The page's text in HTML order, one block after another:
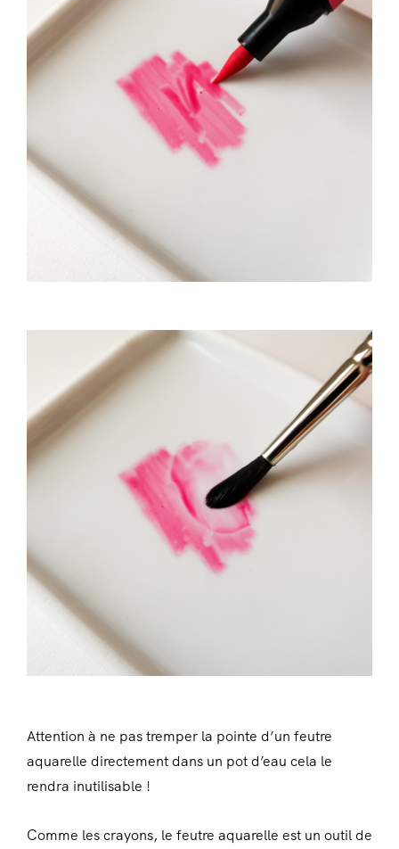
Attention à ne pas tremper la pointe d’un feutre
aquarelle directement dans un pot d’eau cela le
rendra inutilisable !
Comme les crayons, le feutre aquarelle est un outil de